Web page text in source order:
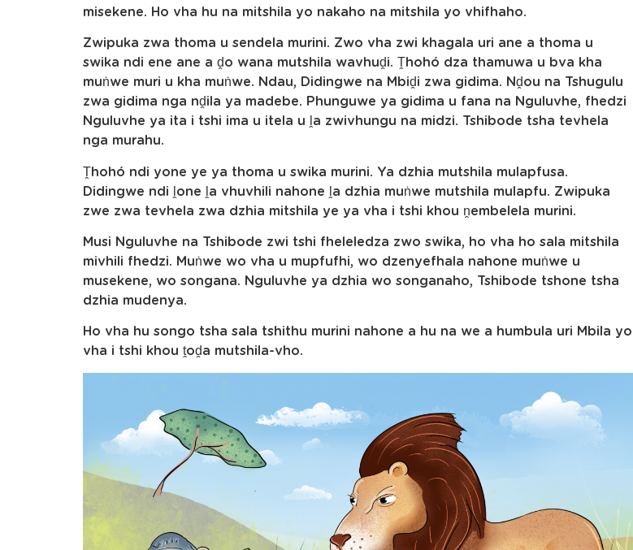
misekene. Ho vha hu na mitshila yo nakaho na mitshila yo vhifhaho.
Zwipuka zwa thoma u sendela murini. Zwo vha zwi khagala uri ane a thoma u
swika ndi ene ane a ḓo wana mutshila wavhuḓi. Ṱhohó dza thamuwa u bva kha
muṅwe muri u kha muṅwe. Ndau, Didingwe na Mbiḓi zwa gidima. Nḓou na Tshugulu
zwa gidima nga nḓila ya madebe. Phunguwe ya gidima u fana na Nguluvhe, fhedzi
Nguluvhe ya ita i tshi ima u itela u ḽa zwivhungu na midzi. Tshibode tsha tevhela
nga murahu.
Ṱhohó ndi yone ye ya thoma u swika murini. Ya dzhia mutshila mulapfusa.
Didingwe ndi ḽone ḽa vhuvhili nahone ḽa dzhia muṅwe mutshila mulapfu. Zwipuka
zwe zwa tevhela zwa dzhia mitshila ye ya vha i tshi khou ṋembelela murini.
Musi Nguluvhe na Tshibode zwi tshi fheleledza zwo swika, ho vha ho sala mitshila
mivhili fhedzi. Muṅwe wo vha u mupfufhi, wo dzenyefhala nahone muṅwe u
musekene, wo songana. Nguluvhe ya dzhia wo songanaho, Tshibode tshone tsha
dzhia mudenya.
Ho vha hu songo tsha sala tshithu murini nahone a hu na we a humbula uri Mbila yo
vha i tshi khou ṱoḓa mutshila-vho.